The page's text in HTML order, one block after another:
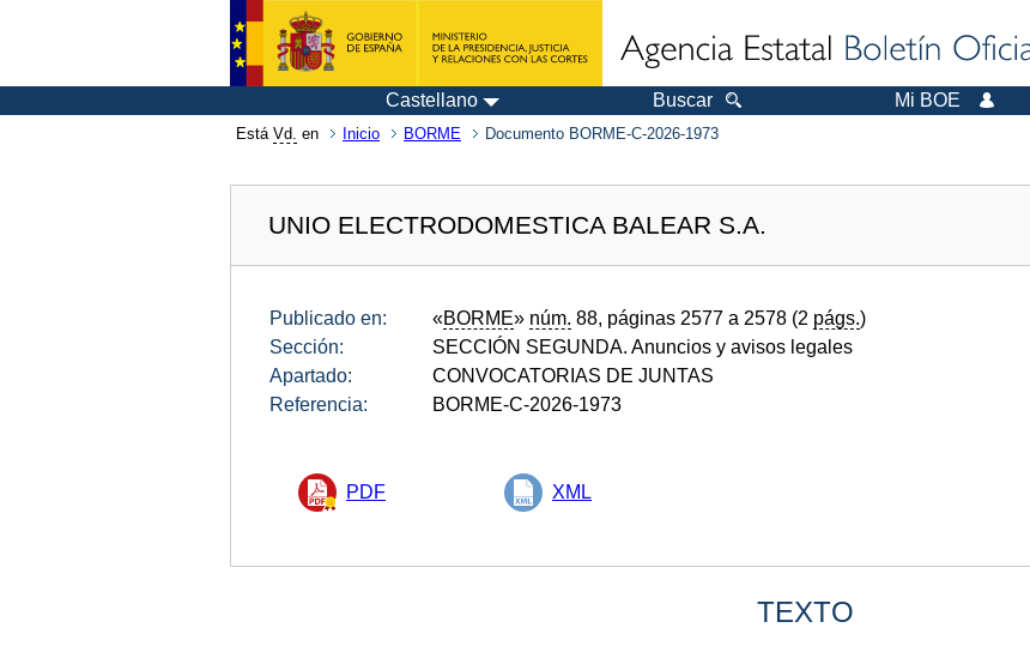
Castellano Buscar Mi BOE
Está Vd. en Inicio BORME Documento BORME-C-2026-1973
UNIO ELECTRODOMESTICA BALEAR S.A.
Publicado en: «BORME» núm. 88, páginas 2577 a 2578 (2 págs.)
Sección:
SECCIÓN SEGUNDA. Anuncios y avisos legales
Apartado:
CONVOCATORIAS DE JUNTAS
Referencia:
BORME-C-2026-1973
PDF XML
TEXTO